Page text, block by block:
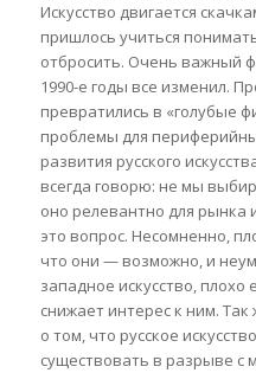
Искусство двигается
пришлось учиться
отбросить. Очень важный
1990-е годы все изменил.
превратились в «голубые
проблемы для
развития русского
всегда говорю: не мы
оно релевантно для рынка
это вопрос. Несомненно,
что они — возможно, и
западное искусство, плохо
снижает интерес к ним.
о том, что русское
существовать в разрыве с